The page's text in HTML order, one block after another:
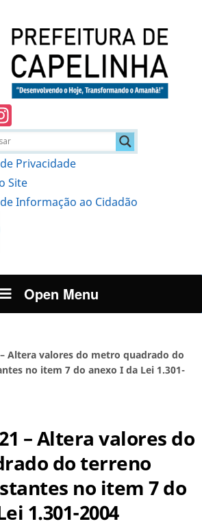
Privacidade
Site
Informação ao Cidadão
Open Menu
– Altera valores do metro quadrado do
no item 7 do anexo I da Lei 1.301-
– Altera valores do
do terreno
no item 7 do
1.301-2004